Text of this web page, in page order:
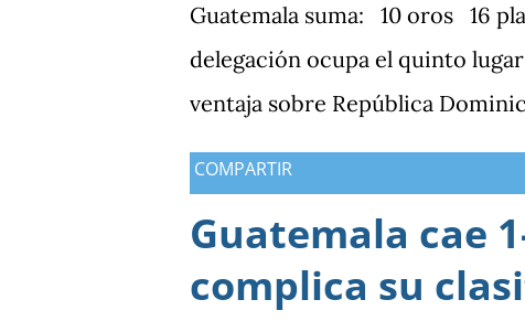
Guatemala suma: 10 oros 16
delegación ocupa el quinto
ventaja sobre República
medallas de plata, aunque
oros (10).
COMPARTIR
Guatemala cae
complica su